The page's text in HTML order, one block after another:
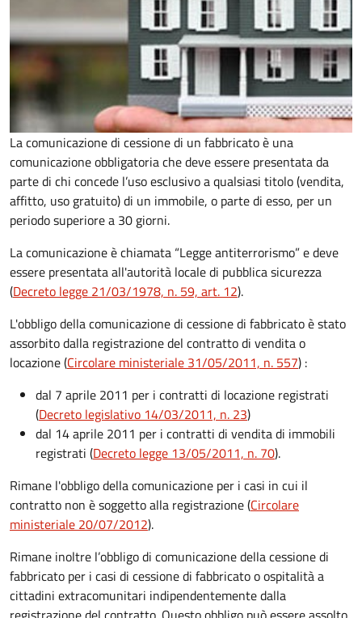
La comunicazione di cessione di un fabbricato è una
comunicazione obbligatoria che deve essere presentata da
parte di chi concede l’uso esclusivo a qualsiasi titolo (vendita,
affitto, uso gratuito) di un immobile, o parte di esso, per un
periodo superiore a 30 giorni.
La comunicazione è chiamata “Legge antiterrorismo” e deve
essere presentata all'autorità locale di pubblica sicurezza
(Decreto legge 21/03/1978, n. 59, art. 12).
L'obbligo della comunicazione di cessione di fabbricato è stato
assorbito dalla registrazione del contratto di vendita o
locazione (Circolare ministeriale 31/05/2011, n. 557) :
dal 7 aprile 2011 per i contratti di locazione registrati
(Decreto legislativo 14/03/2011, n. 23)
dal 14 aprile 2011 per i contratti di vendita di immobili
registrati (Decreto legge 13/05/2011, n. 70).
Rimane l'obbligo della comunicazione per i casi in cui il
contratto non è soggetto alla registrazione (Circolare
ministeriale 20/07/2012).
Rimane inoltre l’obbligo di comunicazione della cessione di
fabbricato per i casi di cessione di fabbricato o ospitalità a
cittadini extracomunitari indipendentemente dalla